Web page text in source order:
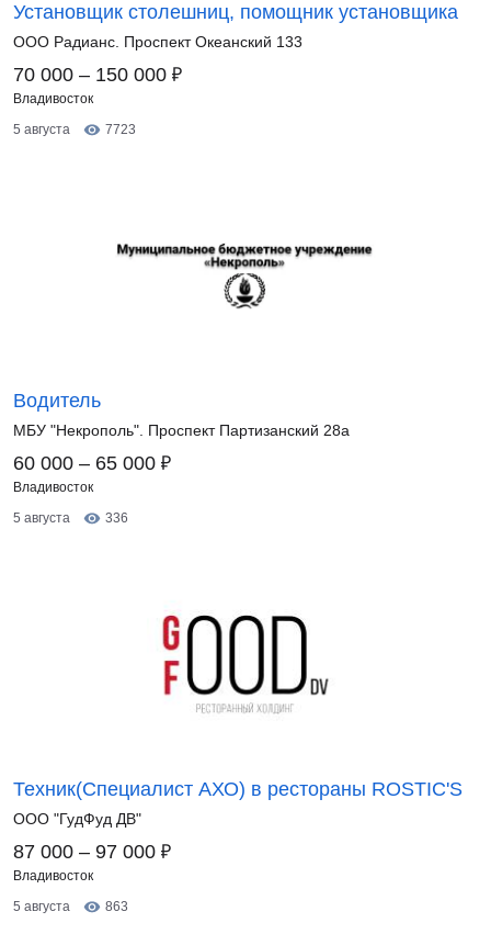
Установщик столешниц, помощник установщика
OOO Радианс. Проспект Океанский 133
70 000 – 150 000 ₽
Владивосток
5 августа
7723
Водитель
МБУ "Некрополь". Проспект Партизанский 28а
60 000 – 65 000 ₽
Владивосток
5 августа
336
Техник(Специалист АХО) в рестораны ROSTIC'S
ООО "ГудФуд ДВ"
87 000 – 97 000 ₽
Владивосток
5 августа
863